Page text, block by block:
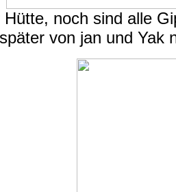
noch sind alle
später von jan und Yak